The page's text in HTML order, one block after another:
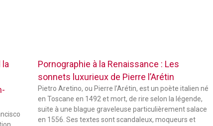
la
Pornographie à la Renaissance : Les
sonnets luxurieux de Pierre l’Arétin
Pietro Aretino, ou Pierre l’Arétin, est un poète italien né
en Toscane en 1492 et mort, de rire selon la légende,
suite à une blague graveleuse particulièrement salace
en 1556. Ses textes sont scandaleux, moqueurs et